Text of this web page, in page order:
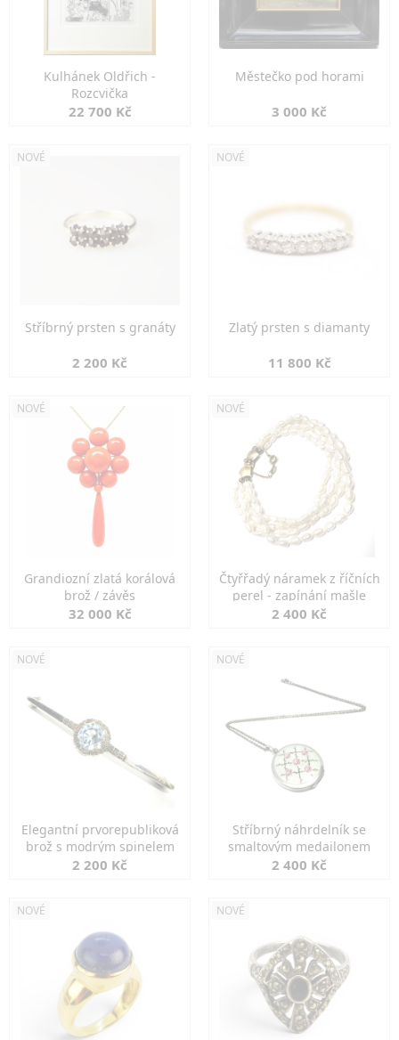
Kulhánek Oldřich -
Rozcvička
22 700 Kč
Městečko pod horami
3 000 Kč
NOVÉ
Stříbrný prsten s granáty
2 200 Kč
NOVÉ
Zlatý prsten s diamanty
11 800 Kč
NOVÉ
Grandiozní zlatá korálová
brož / závěs
32 000 Kč
NOVÉ
Čtyřřadý náramek z říčních
perel - zapínání mašle
2 400 Kč
NOVÉ
Elegantní prvorepubliková
brož s modrým spinelem
2 200 Kč
NOVÉ
Stříbrný náhrdelník se
smaltovým medailonem
2 400 Kč
NOVÉ NOVÉ